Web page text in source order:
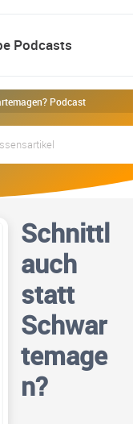
Podcasts
Podcast
Schnittl
auch
statt
Schwar
temage
n?